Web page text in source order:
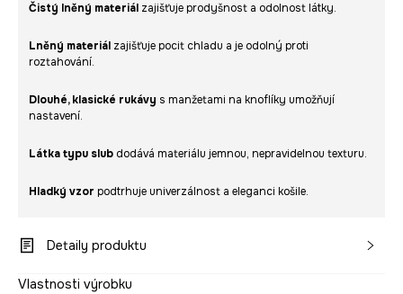
Čistý lněný materiál zajišťuje prodyšnost a odolnost látky.
Lněný materiál zajišťuje pocit chladu a je odolný proti
roztahování.
Dlouhé, klasické rukávy s manžetami na knoflíky umožňují
nastavení.
Látka typu slub dodává materiálu jemnou, nepravidelnou texturu.
Hladký vzor podtrhuje univerzálnost a eleganci košile.
Detaily produktu
Vlastnosti výrobku